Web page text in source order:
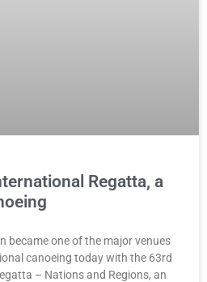
Regatta, a
became one of the major venues
canoeing today with the 63rd
– Nations and Regions, an